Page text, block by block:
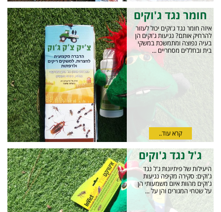
חומר נגד ג'וקים
איזה חומר נגד ג'וקים יכול לעזור
להרחיק אותם? נגיעות ג'וקים הן
בעיה נפוצה ומתמשכת במשקי
בית ובחללים מסחריים ...
קרא עוד..
ג'ל נגד ג'וקים
היעילות של פיתיונות ג'ל נגד
ג'וקים: סקירה מקיפה נגיעות
ג'וקים מהוות איום משמעותי הן
על שטחי המגורים והן על ...